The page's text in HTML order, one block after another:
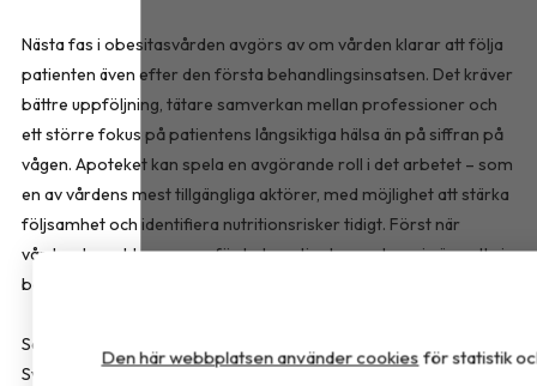
Nästa fas i obesitasvården avgörs av om vården klarar att följa
patienten även efter den första behandlingsinsatsen. Det kräver
bättre uppföljning, tätare samverkan mellan professioner och
ett större fokus på patientens långsiktiga hälsa än på siffran på
vågen. Apoteket kan spela en avgörande roll i det arbetet – som
en av vårdens mest tillgängliga aktörer, med möjlighet att stärka
följsamhet och identifiera nutritionsrisker tidigt. Först när
vårdsystemet tar ansvar för hela patientresan kan vi säga att vi
behandlar obesitas som den kroniska sjukdom den faktiskt är.
Sara Bussqvist är leg. dietist och produktspecialist hos FitForMe,
Sverige som erbjuder kosttillskott inom överviktsvård.
Den här webbplatsen använder cookies för statistik